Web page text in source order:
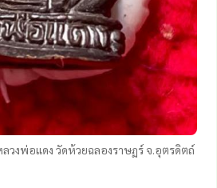
งพ่อแดง วัดห้วยฉลองราษฏร์ จ.อุตรดิตถ์